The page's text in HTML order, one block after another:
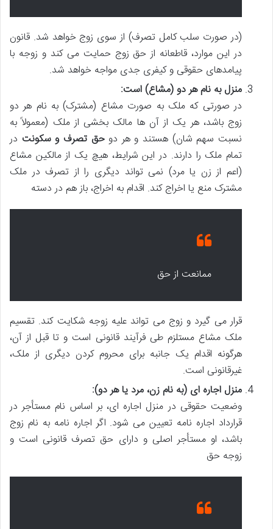
(در صورت سلب کامل تصرف) از سوی زوج خواهد شد. قانون
در این موارد، قاطعانه از حق زوج حمایت می کند و زوجه با
پیامدهای حقوقی و کیفری جدی مواجه خواهد شد.
منزل به نام هر دو (مشاع) است:
در صورتی که ملک به صورت مشاع (مشترک) به نام هر دو
زوج باشد، هر یک از آن ها مالک بخشی از ملک (معمولاً به
نسبت سهم شان) هستند و هر دوحق تصرف و سکونت در
تمام ملک را دارند. در این شرایط، هیچ یک از مالکین مشاع
(اعم از زن یا مرد) نمی تواند دیگری را از تصرف در ملک
مشترک منع یا اخراج کند. اقدام به اخراج، باز هم در دسته
ممانعت از حق
قرار می گیرد و زوج می تواند علیه زوجه شکایت کند. تقسیم
ملک مشاع مستلزم طی فرآیند قانونی است و تا قبل از آن،
هرگونه اقدام یک جانبه برای محروم کردن دیگری از ملک،
غیرقانونی است.
منزل اجاره ای (به نام زن، مرد یا هر دو):
وضعیت حقوقی در منزل اجاره ای، بر اساس نام مستأجر در
قرارداد اجاره نامه تعیین می شود. اگر اجاره نامه به نام زوج
باشد، او مستأجر اصلی و دارای حق تصرف قانونی است و
زوجه حق